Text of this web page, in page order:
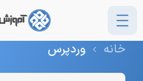
دسته: وردپرس
خانه وردپرس